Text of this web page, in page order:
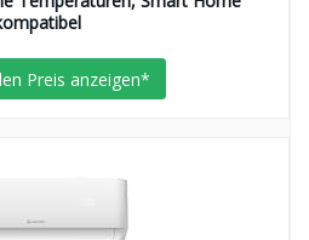
Preis anzeigen*